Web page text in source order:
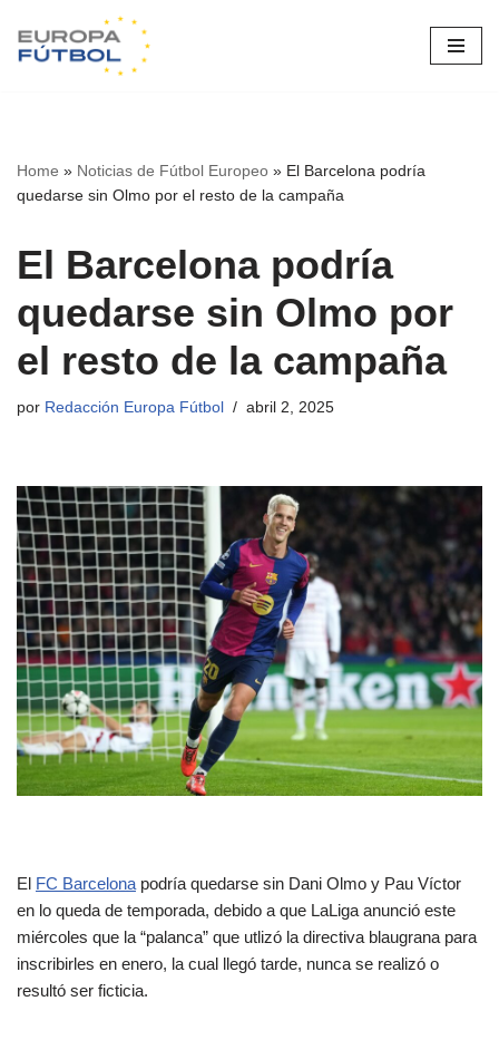
Saltar
Home » Noticias de Fútbol Europeo » El Barcelona podría
quedarse sin Olmo por el resto de la campaña
El Barcelona podría
quedarse sin Olmo por
el resto de la campaña
por Redacción Europa Fútbol abril 2, 2025
El FC Barcelona podría quedarse sin Dani Olmo y Pau Víctor
en lo queda de temporada, debido a que LaLiga anunció este
miércoles que la “palanca” que utlizó la directiva blaugrana para
inscribirles en enero, la cual llegó tarde, nunca se realizó o
resultó ser ficticia.